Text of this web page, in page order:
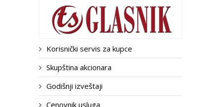
Korisnički servis za kupce
Skupština akcionara
Godišnji izveštaji
Cenovnik usluga